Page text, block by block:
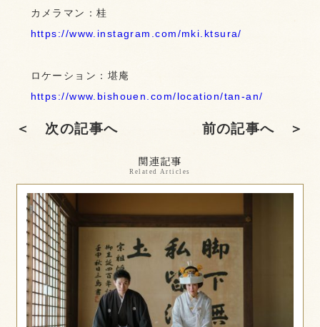
カメラマン：桂
https://www.instagram.com/mki.ktsura/
ロケーション：堪庵
https://www.bishouen.com/location/tan-an/
＜ 次の記事へ 前の記事へ ＞
関連記事
Related Articles